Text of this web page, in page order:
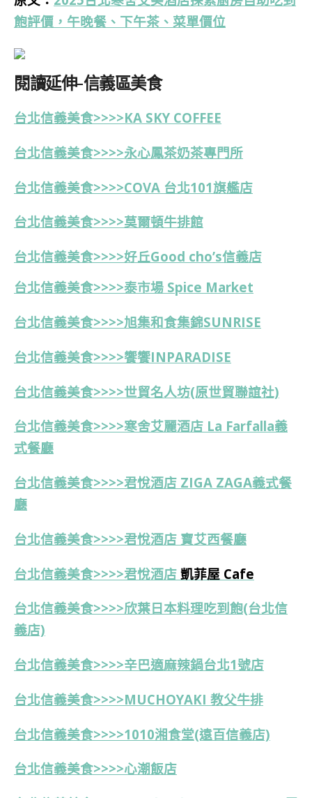
飽評價，午晚餐、下午茶、菜單價位
閱讀延伸-信義區美食
台北信義美食>>>>KA SKY COFFEE
台北信義美食>>>>永心鳳茶奶茶專門所
台北信義美食>>>>COVA 台北101旗艦店
台北信義美食>>>>莫爾頓牛排館
台北信義美食>>>>好丘Good cho’s信義店
台北信義美食>>>>泰市場 Spice Market
台北信義美食>>>>旭集和食集錦SUNRISE
台北信義美食>>>>饗饗INPARADISE
台北信義美食>>>>世貿名人坊(原世貿聯誼社)
台北信義美食>>>>寒舍艾麗酒店 La Farfalla義
式餐廳
台北信義美食>>>>君悅酒店 ZIGA ZAGA義式餐
廳
台北信義美食>>>>君悅酒店 寶艾西餐廳
台北信義美食>>>>君悅酒店 凱菲屋 Cafe
台北信義美食>>>>欣葉日本料理吃到飽(台北信
義店)
台北信義美食>>>>辛巴適麻辣鍋台北1號店
台北信義美食>>>>MUCHOYAKI 教父牛排
台北信義美食>>>>1010湘食堂(遠百信義店)
台北信義美食>>>>心潮飯店